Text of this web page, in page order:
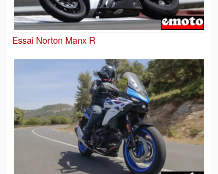
Essai Norton Manx R